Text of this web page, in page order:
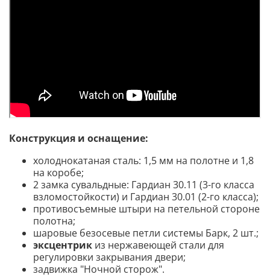
Конструкция и оснащение:
холоднокатаная сталь: 1,5 мм на полотне и 1,8
на коробе;
2 замка сувальдные: Гардиан 30.11 (3-го класса
взломостойкости) и Гардиан 30.01 (2-го класса);
противосъемные штыри на петельной стороне
полотна;
шаровые безосевые петли системы Барк, 2 шт.;
эксцентрик из нержавеющей стали для
регулировки закрывания двери;
задвижка "Ночной сторож".